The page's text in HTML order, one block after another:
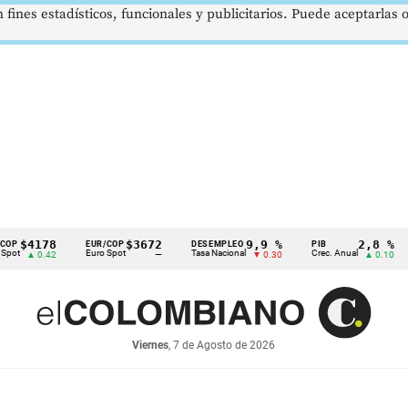
EUR/COP
Euro Spot
$3672
—
DESEMPLEO
Tasa Nacional
9,9 %
▼ 0.30
PIB
Crec. Anual
2,8 %
▲ 0.10
TRM
Tasa
Viernes, 7 de Agosto de 2026
estadísticos, funcionales y publicitarios. Puede aceptarlas